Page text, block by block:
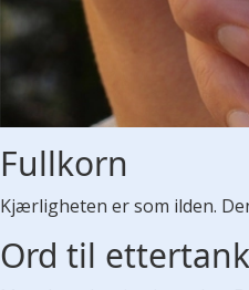
Fullkorn
Kjærligheten er som ilden.
Ord til